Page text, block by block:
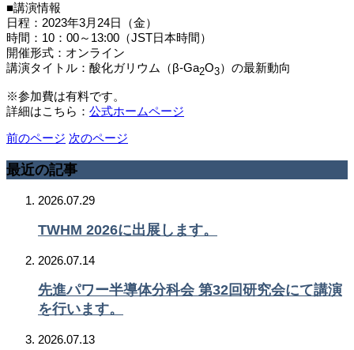
■講演情報
日程：2023年3月24日（金）
時間：10：00～13:00（JST日本時間）
開催形式：オンライン
講演タイトル：酸化ガリウム（β-Ga2O3）の最新動向
※参加費は有料です。
詳細はこちら： 公式ホームページ
前のページ 次のページ
最近の記事
2026.07.29
TWHM 2026に出展します。
2026.07.14
先進パワー半導体分科会 第32回研究会にて講演
を行います。
2026.07.13